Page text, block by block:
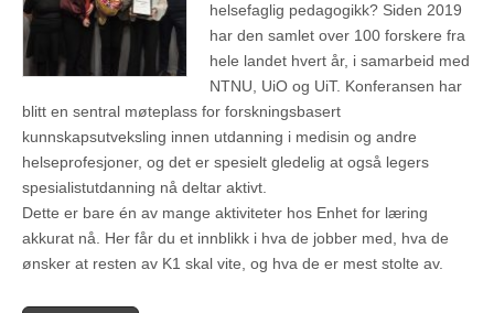
helsefaglig pedagogikk? Siden 2019
har den samlet over 100 forskere fra
hele landet hvert år, i samarbeid med
NTNU, UiO og UiT. Konferansen har
blitt en sentral møteplass for forskningsbasert
kunnskapsutveksling innen utdanning i medisin og andre
helseprofesjoner, og det er spesielt gledelig at også legers
spesialistutdanning nå deltar aktivt.
Dette er bare én av mange aktiviteter hos Enhet for læring
akkurat nå. Her får du et innblikk i hva de jobber med, hva de
ønsker at resten av K1 skal vite, og hva de er mest stolte av.